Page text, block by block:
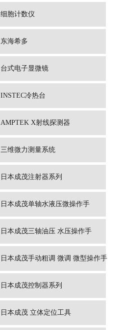
细胞计数仪
东海希多
台式电子显微镜
INSTEC冷热台
AMPTEK X射线探测器
三维微力测量系统
日本成茂注射器系列
日本成茂单轴水液压微操作手
日本成茂三轴油压 水压操作手
日本成茂手动粗调 微调 微型操作手
日本成茂控制器系列
日本成茂 立体定位工具